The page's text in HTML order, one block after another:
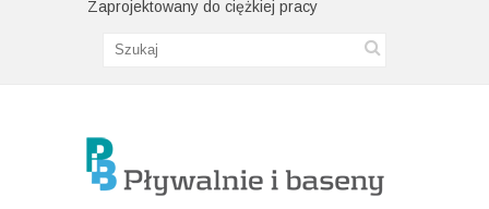
Zaprojektowany do ciężkiej pracy